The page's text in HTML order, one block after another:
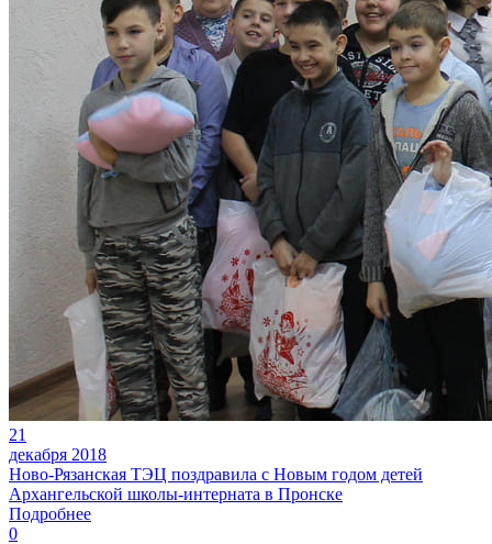
21
декабря 2018
Ново-Рязанская ТЭЦ поздравила с Новым годом детей
Архангельской школы-интерната в Пронске
Подробнее
0